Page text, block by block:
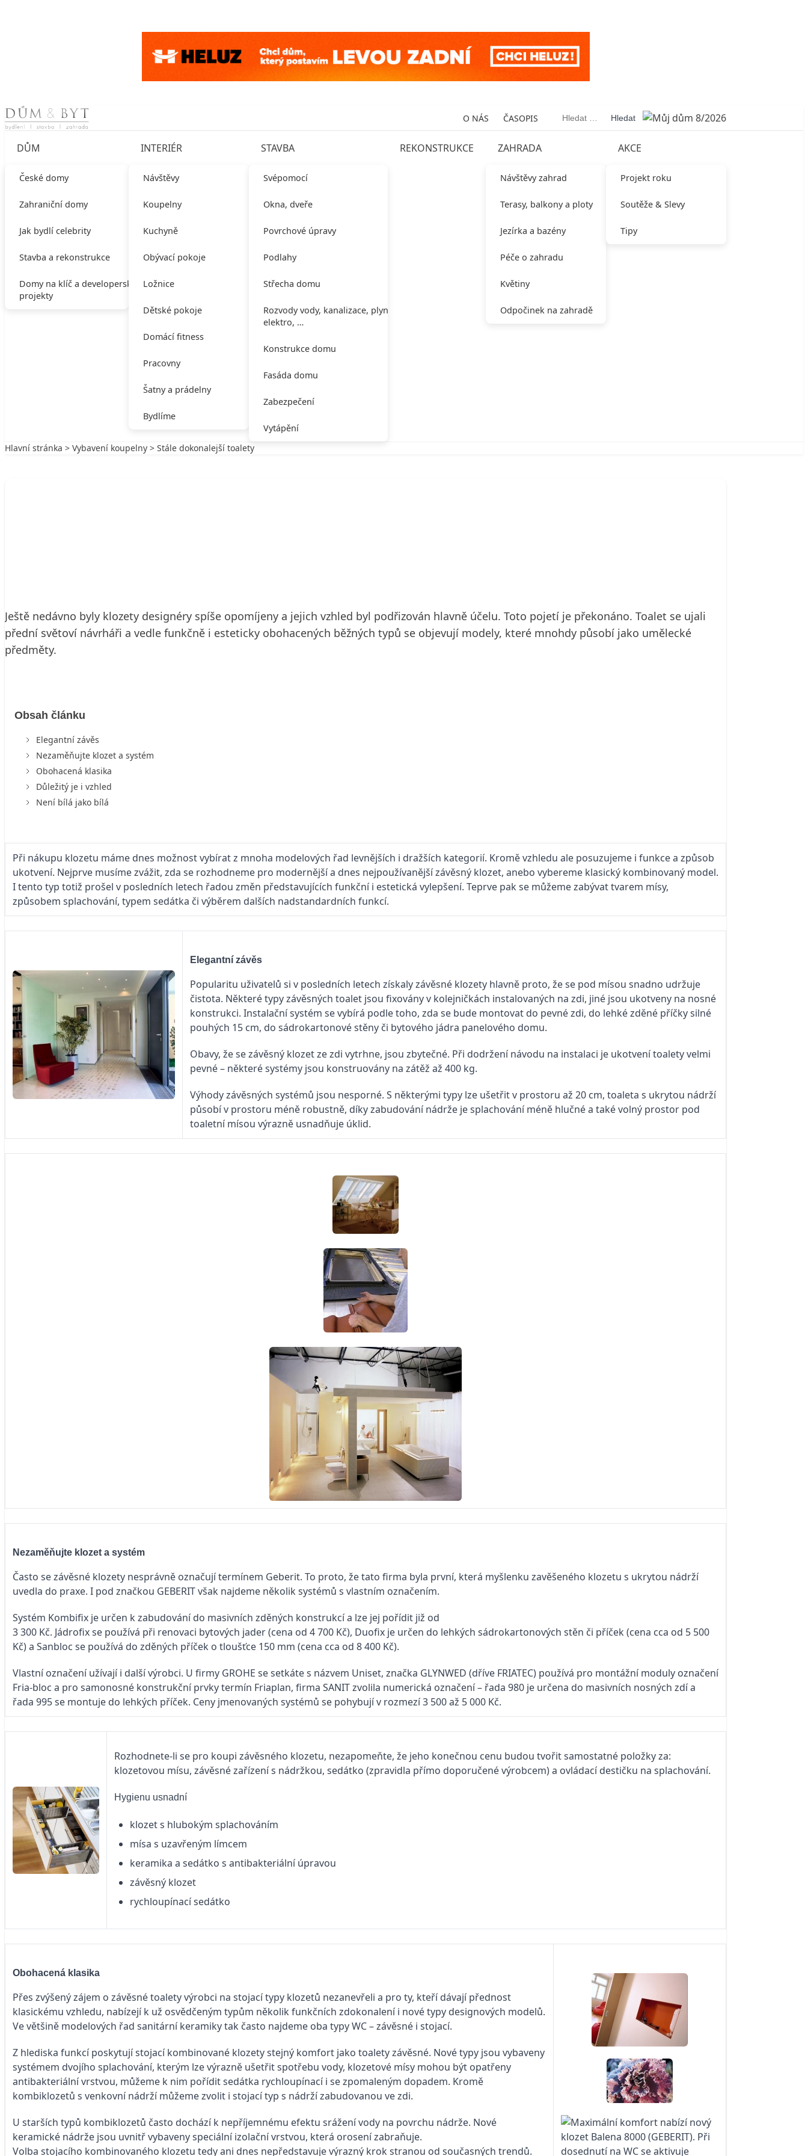
Skip to content O NÁS ČASOPIS Vyhledávání
DŮM
České domy
Zahraniční domy
Jak bydlí celebrity
Stavba a rekonstrukce
Domy na klíč a developerské
projekty
INTERIÉR
Návštěvy
Koupelny
Kuchyně
Obývací pokoje
Ložnice
Dětské pokoje
Domácí fitness
Pracovny
Šatny a prádelny
Bydlíme
STAVBA
Svépomocí
Okna, dveře
Povrchové úpravy
Podlahy
Střecha domu
Rozvody vody, kanalizace, plynu,
elektro, …
Konstrukce domu
Fasáda domu
Zabezpečení
Vytápění
REKONSTRUKCE ZAHRADA
Návštěvy zahrad
Terasy, balkony a ploty
Jezírka a bazény
Péče o zahradu
Květiny
Odpočinek na zahradě
AKCE
Projekt roku
Soutěže & Slevy
Tipy
Hlavní stránka > Vybavení koupelny > Stále dokonalejší toalety
Ještě nedávno byly klozety designéry spíše opomíjeny a jejich vzhled byl podřizován hlavně účelu. Toto pojetí je překonáno. Toalet se ujali
přední světoví návrháři a vedle funkčně i esteticky obohacených běžných typů se objevují modely, které mnohdy působí jako umělecké
předměty.
Obsah článku
Elegantní závěs
Nezaměňujte klozet a systém
Obohacená klasika
Důležitý je i vzhled
Není bílá jako bílá
Při nákupu klozetu máme dnes možnost vybírat z mnoha modelových řad levnějších i dražších kategorií. Kromě vzhledu ale posuzujeme i funkce a způsob
ukotvení. Nejprve musíme zvážit, zda se rozhodneme pro modernější a dnes nejpoužívanější závěsný klozet, anebo vybereme klasický kombinovaný model.
I tento typ totiž prošel v posledních letech řadou změn představujících funkční i estetická vylepšení. Teprve pak se můžeme zabývat tvarem mísy,
způsobem splachování, typem sedátka či výběrem dalších nadstandardních funkcí.
Elegantní závěs
Popularitu uživatelů si v posledních letech získaly závěsné klozety hlavně proto, že se pod mísou snadno udržuje
čistota. Některé typy závěsných toalet jsou fixovány v kolejničkách instalovaných na zdi, jiné jsou ukotveny na nosné
konstrukci. Instalační systém se vybírá podle toho, zda se bude montovat do pevné zdi, do lehké zděné příčky silné
pouhých 15 cm, do sádrokartonové stěny či bytového jádra panelového domu.
Obavy, že se závěsný klozet ze zdi vytrhne, jsou zbytečné. Při dodržení návodu na instalaci je ukotvení toalety velmi
pevné – některé systémy jsou konstruovány na zátěž až 400 kg.
Výhody závěsných systémů jsou nesporné. S některými typy lze ušetřit v prostoru až 20 cm, toaleta s ukrytou nádrží
působí v prostoru méně robustně, díky zabudování nádrže je splachování méně hlučné a také volný prostor pod
toaletní mísou výrazně usnadňuje úklid.
Nezaměňujte klozet a systém
Často se závěsné klozety nesprávně označují termínem Geberit. To proto, že tato firma byla první, která myšlenku zavěšeného klozetu s ukrytou nádrží
uvedla do praxe. I pod značkou GEBERIT však najdeme několik systémů s vlastním označením.
Systém Kombifix je určen k zabudování do masivních zděných konstrukcí a lze jej pořídit již od
3 300 Kč. Jádrofix se používá při renovaci bytových jader (cena od 4 700 Kč), Duofix je určen do lehkých sádrokartonových stěn či příček (cena cca od 5 500
Kč) a Sanbloc se používá do zděných příček o tloušťce 150 mm (cena cca od 8 400 Kč).
Vlastní označení užívají i další výrobci. U firmy GROHE se setkáte s názvem Uniset, značka GLYNWED (dříve FRIATEC) používá pro montážní moduly označení
Fria-bloc a pro samonosné konstrukční prvky termín Friaplan, firma SANIT zvolila numerická označení – řada 980 je určena do masivních nosných zdí a
řada 995 se montuje do lehkých příček. Ceny jmenovaných systémů se pohybují v rozmezí 3 500 až 5 000 Kč.
Rozhodnete-li se pro koupi závěsného klozetu, nezapomeňte, že jeho konečnou cenu budou tvořit samostatné položky za:
klozetovou mísu, závěsné zařízení s nádržkou, sedátko (zpravidla přímo doporučené výrobcem) a ovládací destičku na splachování.
Hygienu usnadní
klozet s hlubokým splachováním
mísa s uzavřeným límcem
keramika a sedátko s antibakteriální úpravou
závěsný klozet
rychloupínací sedátko
Obohacená klasika
Přes zvýšený zájem o závěsné toalety výrobci na stojací typy klozetů nezanevřeli a pro ty, kteří dávají přednost
klasickému vzhledu, nabízejí k už osvědčeným typům několik funkčních zdokonalení i nové typy designových modelů.
Ve většině modelových řad sanitární keramiky tak často najdeme oba typy WC – závěsné i stojací.
Z hlediska funkcí poskytují stojací kombinované klozety stejný komfort jako toalety závěsné. Nové typy jsou vybaveny
systémem dvojího splachování, kterým lze výrazně ušetřit spotřebu vody, klozetové mísy mohou být opatřeny
antibakteriální vrstvou, můžeme k nim pořídit sedátka rychloupínací i se zpomaleným dopadem. Kromě
kombiklozetů s venkovní nádrží můžeme zvolit i stojací typ s nádrží zabudovanou ve zdi.
U starších typů kombiklozetů často dochází k nepříjemnému efektu srážení vody na povrchu nádrže. Nové
keramické nádrže jsou uvnitř vybaveny speciální izolační vrstvou, která orosení zabraňuje.
Volba stojacího kombinovaného klozetu tedy ani dnes nepředstavuje výrazný krok stranou od současných trendů.